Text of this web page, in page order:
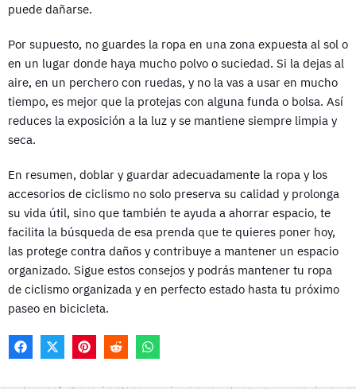
puede dañarse.
Por supuesto, no guardes la ropa en una zona expuesta al sol o
en un lugar donde haya mucho polvo o suciedad. Si la dejas al
aire, en un perchero con ruedas, y no la vas a usar en mucho
tiempo, es mejor que la protejas con alguna funda o bolsa. Así
reduces la exposición a la luz y se mantiene siempre limpia y
seca.
En resumen, doblar y guardar adecuadamente la ropa y los
accesorios de ciclismo no solo preserva su calidad y prolonga
su vida útil, sino que también te ayuda a ahorrar espacio, te
facilita la búsqueda de esa prenda que te quieres poner hoy,
las protege contra daños y contribuye a mantener un espacio
organizado. Sigue estos consejos y podrás mantener tu ropa
de ciclismo organizada y en perfecto estado hasta tu próximo
paseo en bicicleta.
F
P
R